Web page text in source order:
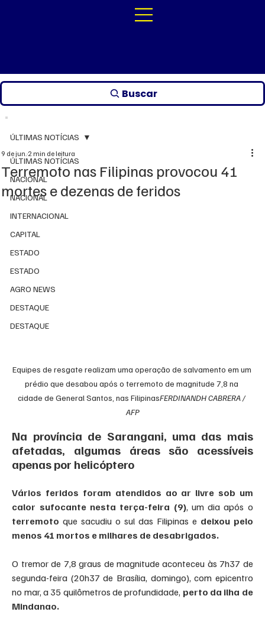
Buscar
ÚLTIMAS NOTÍCIAS
NACIONAL
NACIONAL
INTERNACIONAL
CAPITAL
ESTADO
ESTADO
AGRO NEWS
DESTAQUE
DESTAQUE
ÚLTIMAS NOTÍCIAS
Terremoto nas Filipinas provocou 41
mortes e dezenas de feridos
9 de jun.2 min de leitura
Equipes de resgate realizam uma operação de salvamento em um
prédio que desabou após o terremoto de magnitude 7,8 na
cidade de General Santos, nas FilipinasFERDINANDH CABRERA /
AFP
Na província de Sarangani, uma das mais
afetadas, algumas áreas são acessíveis
apenas por helicóptero
Vários feridos foram atendidos ao ar livre sob um
calor sufocante nesta terça-feira (9)
terremoto que sacudiu o sul das Filipinas e deixou pelo
menos 41 mortos e milhares de desabrigados.
O tremor de 7,8 graus de magnitude aconteceu às 7h37 de
segunda-feira (20h37 de Brasília, domingo), com epicentro
no mar, a 35 quilômetros de profundidade, perto da ilha de
Mindanao.